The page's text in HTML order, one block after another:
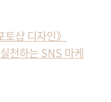
샵 디자인》
천하는 SNS 마케